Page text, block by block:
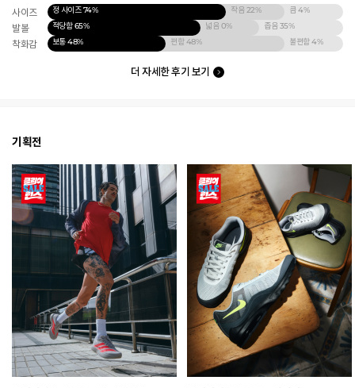
사이즈 정 사이즈74% 작음22% 큼4%
발볼 적당함65% 넓음0% 좁음35%
착화감 보통48% 편함48% 불편함4%
더 자세한 후기 보기
기획전